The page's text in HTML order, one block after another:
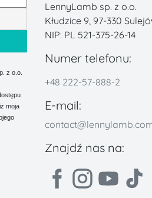
z o.o.
moja
LennyLamb sp. z o.o.
Kłudzice 9, 97-330
NIP: PL 521-375-26-14
Numer telefonu:
+48 222-57-888-2
E-mail:
Znajdź nas na: